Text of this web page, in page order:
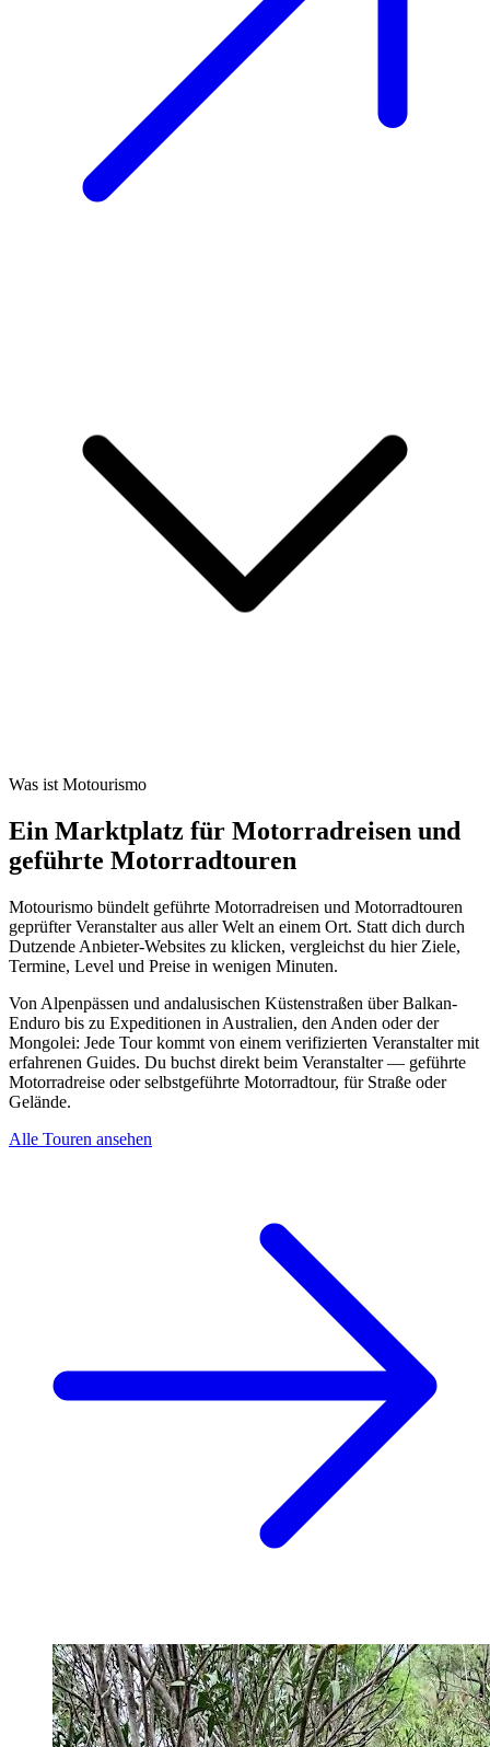
Was ist Motourismo
Ein Marktplatz für Motorradreisen und
geführte Motorradtouren
Motourismo bündelt geführte Motorradreisen und Motorradtouren
geprüfter Veranstalter aus aller Welt an einem Ort. Statt dich durch
Dutzende Anbieter-Websites zu klicken, vergleichst du hier Ziele,
Termine, Level und Preise in wenigen Minuten.
Von Alpenpässen und andalusischen Küstenstraßen über Balkan-
Enduro bis zu Expeditionen in Australien, den Anden oder der
Mongolei: Jede Tour kommt von einem verifizierten Veranstalter mit
erfahrenen Guides. Du buchst direkt beim Veranstalter — geführte
Motorradreise oder selbstgeführte Motorradtour, für Straße oder
Gelände.
Alle Touren ansehen